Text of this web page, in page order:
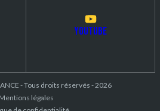
Youtube
- Tous droits réservés - 2026
Mentions légales